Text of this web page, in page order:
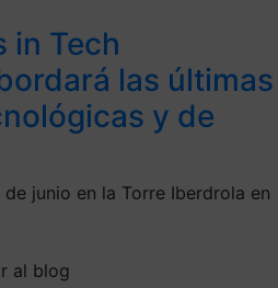
in Tech
las últimas
y de
junio en la Torre Iberdrola en
al blog